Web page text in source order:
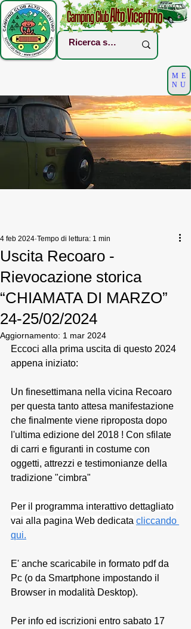
ME
NU
Uscita Recoaro -
Rievocazione storica
“CHIAMATA DI MARZO”
24-25/02/2024
4 feb 2024 Tempo di lettura: 1 min
Aggiornamento: 1 mar 2024
Eccoci alla prima uscita di questo 2024
appena iniziato:
Un finesettimana nella vicina Recoaro
per questa tanto attesa manifestazione
che finalmente viene riproposta dopo
l'ultima edizione del 2018 ! Con sfilate
di carri e figuranti in costume con
oggetti, attrezzi e testimonianze della
tradizione "cimbra"
Per il programma interattivo dettagliato
vai alla pagina Web dedicata cliccando
qui.
E' anche scaricabile in formato pdf da
Pc (o da Smartphone impostando il
Browser in modalità Desktop).
Per info ed iscrizioni entro sabato 17